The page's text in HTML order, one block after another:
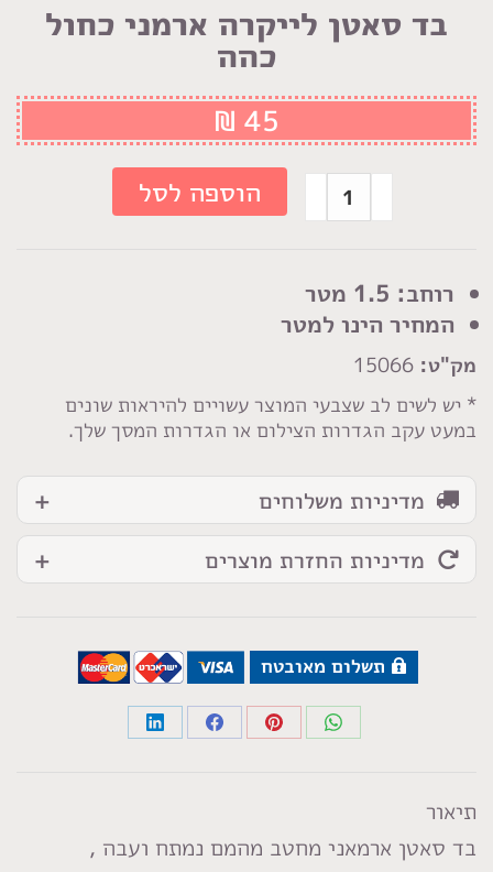
בד סאטן לייקרה ארמני כחול
כהה
רוחב: 1.5 מטר
המחיר הינו למטר
מק"ט:
* יש לשים לב שצבעי המוצר עשויים להיראות שונים
במעט עקב הגדרות הצילום או הגדרות המסך שלך.
₪ 45
כמות
של
סאטן
לייקרה
ארמני
כחול
כהה
הוספה לסל
מדיניות משלוחים
מדיניות החזרת מוצרים
תשלום מאובטח
Share
Share
Share
Share
תיאור
בד סאטן ארמאני מחטב מהמם נמתח ועבה ,